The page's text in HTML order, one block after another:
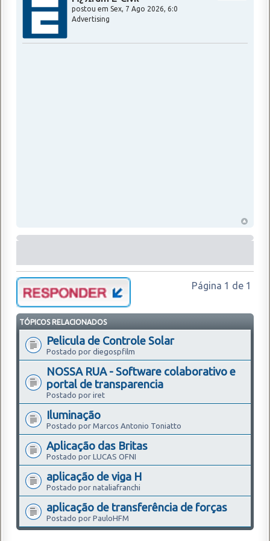
postou em Sex, 7 Ago 2026, 6:0
Advertising
Página 1 de 1
TÓPICOS RELACIONADOS
Pelicula de Controle Solar
Postado por diegospfilm
NOSSA RUA - Software colaborativo e
portal de transparencia
Postado por iret
Iluminação
Postado por Marcos Antonio Toniatto
Aplicação das Britas
Postado por LUCAS OFNI
aplicação de viga H
Postado por nataliafranchi
aplicação de transferência de forças
Postado por PauloHFM